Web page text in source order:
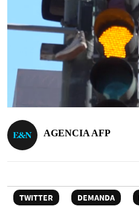
AGENCIA AFP
TWITTER DEMANDA